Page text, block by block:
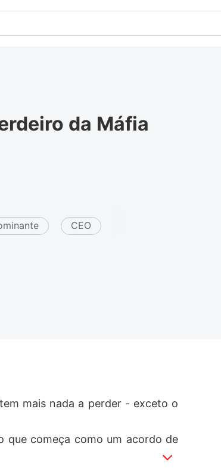
da Máfia
CEO
mais nada a perder - exceto o
que começa como um acordo de